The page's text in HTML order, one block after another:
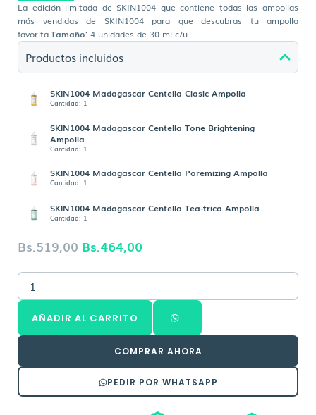
La edición limitada de SKIN1004 que contiene todas las ampollas
más vendidas de SKIN1004 para que descubras tu ampolla
favorita.Tamaño: 4 unidades de 30 ml c/u.
Productos incluidos
SKIN1004 Madagascar Centella Clasic Ampolla
Cantidad: 1
SKIN1004 Madagascar Centella Tone Brightening
Ampolla
Cantidad: 1
SKIN1004 Madagascar Centella Poremizing Ampolla
Cantidad: 1
SKIN1004 Madagascar Centella Tea-trica Ampolla
Cantidad: 1
Bs.519,00 El
Bs.519,00.
Bs.464,00
es:
Bs.464,00.
SKIN1004
Madagascar
Centella
4
cantidad
AÑADIR AL CARRITO
COMPRAR AHORA
PEDIR POR WHATSAPP